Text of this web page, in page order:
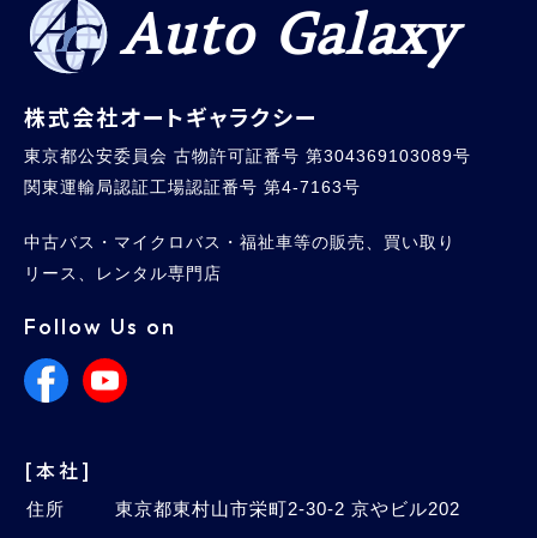
Auto Galaxy
株式会社オートギャラクシー
東京都公安委員会 古物許可証番号 第304369103089号
関東運輸局認証工場認証番号 第4-7163号
中古バス・マイクロバス・福祉車等の販売、買い取り
リース、レンタル専門店
Follow Us on
[本社]
住所
東京都東村山市栄町2-30-2 京やビル202